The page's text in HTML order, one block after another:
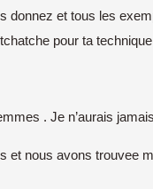
et tous les
pour ta
. Je n’aurais
nous avons trouvee